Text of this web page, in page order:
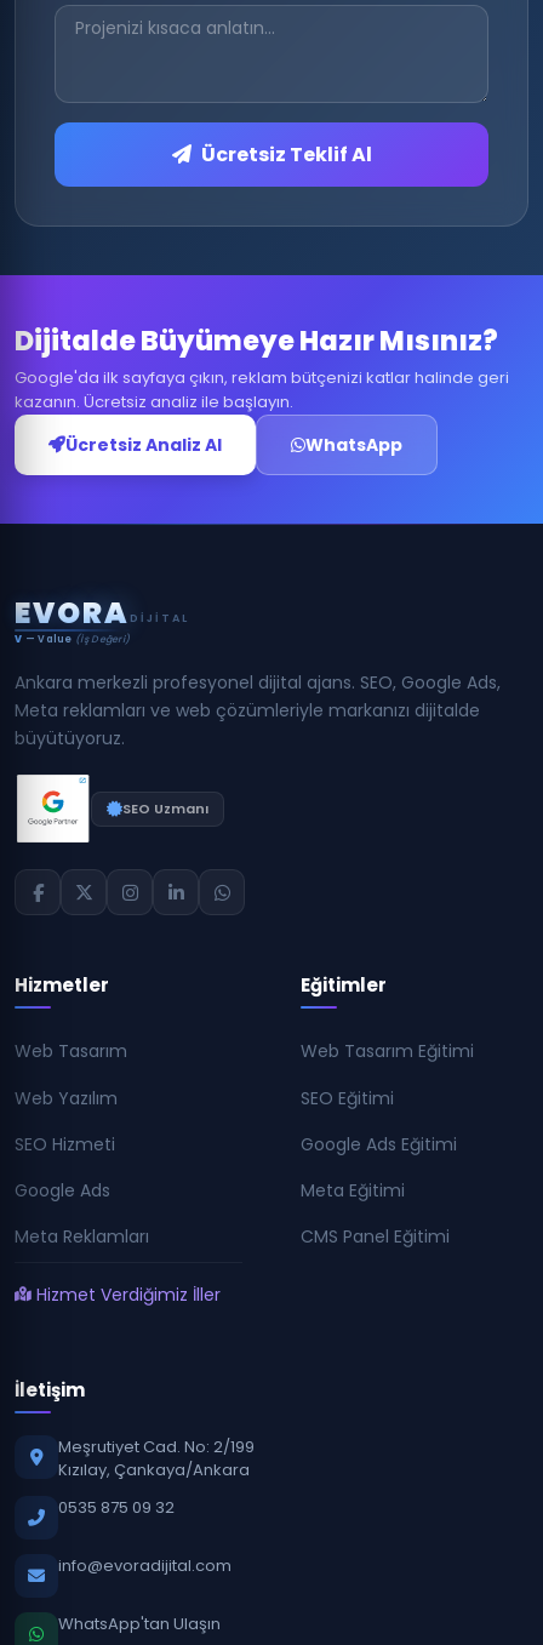
Ücretsiz Teklif Al
Dijitalde Büyümeye Hazır Mısınız?
Google'da ilk sayfaya çıkın, reklam bütçenizi katlar halinde geri
kazanın. Ücretsiz analiz ile başlayın.
Ücretsiz Analiz Al WhatsApp
EVORA DIJITAL
V — Value (İş Değeri)
Ankara merkezli profesyonel dijital ajans. SEO, Google Ads,
Meta reklamları ve web çözümleriyle markanızı dijitalde
büyütüyoruz.
SEO Uzmanı
Hizmetler
Web Tasarım
Web Yazılım
SEO Hizmeti
Google Ads
Meta Reklamları
Hizmet Verdiğimiz İller
Eğitimler
Web Tasarım Eğitimi
SEO Eğitimi
Google Ads Eğitimi
Meta Eğitimi
CMS Panel Eğitimi
İletişim
Meşrutiyet Cad. No: 2/199
Kızılay, Çankaya/Ankara
0535 875 09 32
info@evoradijital.com
WhatsApp'tan Ulaşın